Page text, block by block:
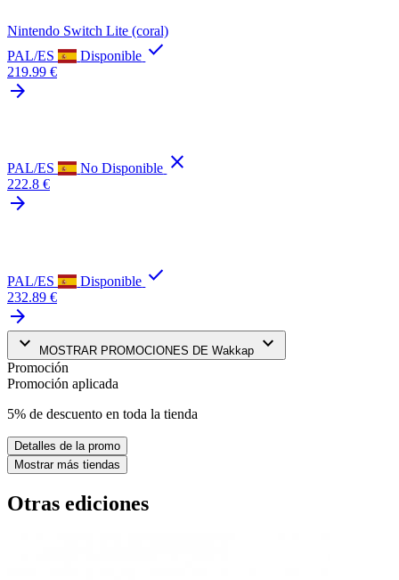
Nintendo Switch Lite (coral)
PAL/ES
Disponible check
219.99 €
arrow_forward
PAL/ES No Disponible close
222.8 €
arrow_forward
PAL/ES Disponible check
232.89 €
arrow_forward
keyboard_arrow_down
MOSTRAR PROMOCIONES DE Wakkap keyboard_arrow_down
Promoción
Promoción aplicada
5% de descuento en toda la tienda
Detalles de la promo
Mostrar más tiendas
Otras ediciones